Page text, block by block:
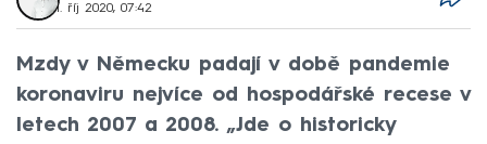
1. říj 2020, 07:42
Mzdy v Německu padají v době pandemie
koronaviru nejvíce od hospodářské recese v
letech 2007 a 2008. „Jde o historicky